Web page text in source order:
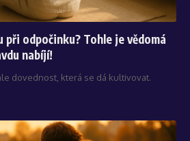
při odpočinku? Tohle je vědomá
nabíjí!
dovednost, která se dá kultivovat.